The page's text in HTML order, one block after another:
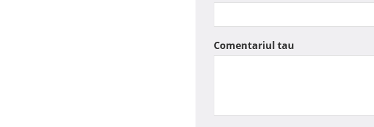
Comentariul tau